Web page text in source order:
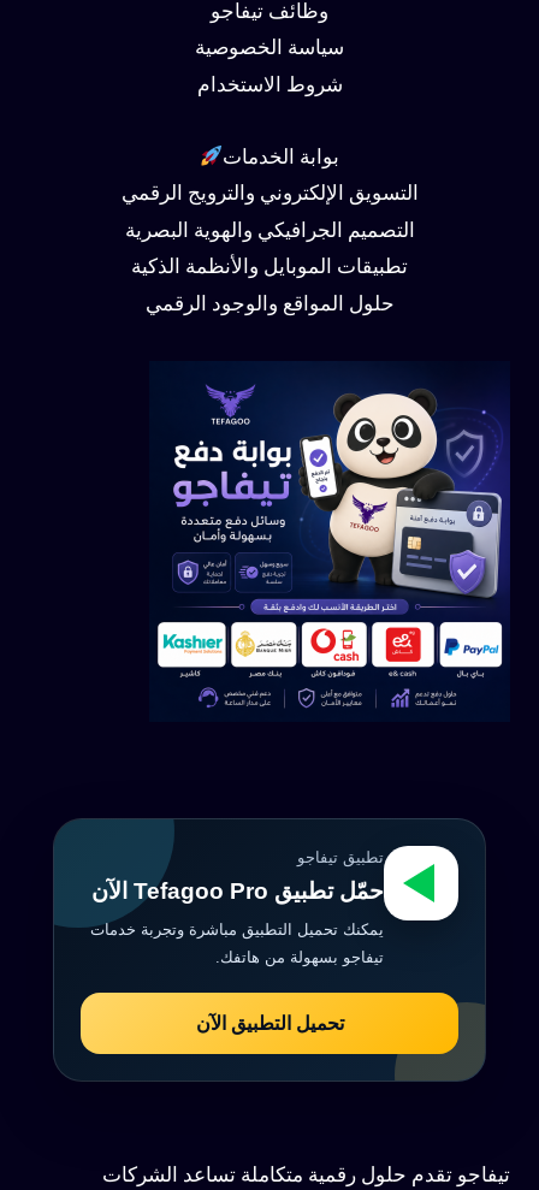
وظائف تيفاجو
سياسة الخصوصية
شروط الاستخدام
بوابة الخدمات
التسويق الإلكتروني والترويج الرقمي
التصميم الجرافيكي والهوية البصرية
تطبيقات الموبايل والأنظمة الذكية
حلول المواقع والوجود الرقمي
تطبيق تيفاجو
حمّل تطبيق Tefagoo Pro الآن
يمكنك تحميل التطبيق مباشرة وتجربة خدمات
تيفاجو بسهولة من هاتفك.
تحميل التطبيق الآن
تيفاجو تقدم حلول رقمية متكاملة تساعد الشركات